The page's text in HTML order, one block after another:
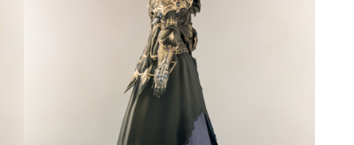
極シタデル・ボズヤ追憶戦